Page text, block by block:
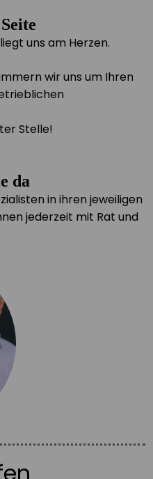
uns am Herzen.
wir uns um Ihren
Stelle!
da
in ihren jeweiligen
jederzeit mit Rat und